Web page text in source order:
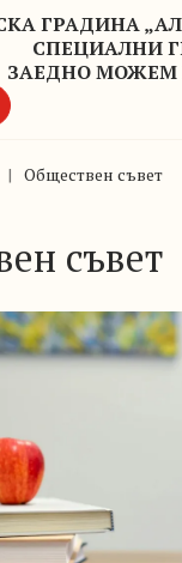
ГРАДИНА
СПЕЦИАЛНИ
ЗАЕДНО МОЖЕМ
| Обществен съвет
съвет